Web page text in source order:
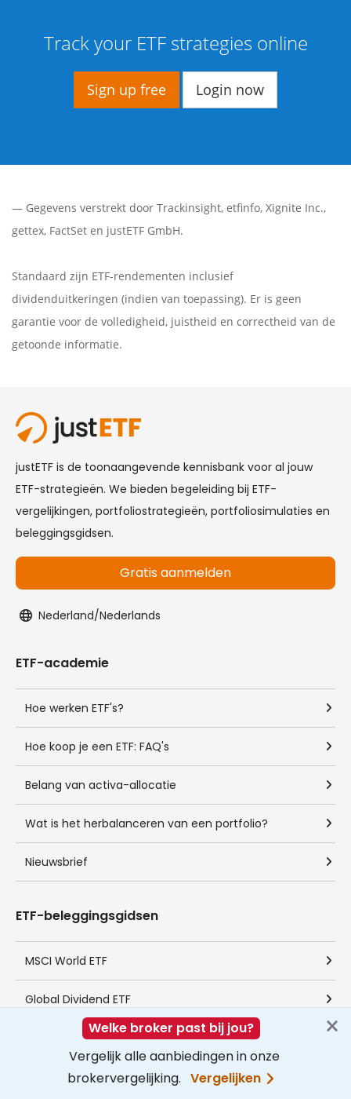
Track your ETF strategies online
Sign up free Login now
— Gegevens verstrekt door Trackinsight, etfinfo, Xignite Inc.,
gettex, FactSet en justETF GmbH.
Standaard zijn ETF-rendementen inclusief
dividenduitkeringen (indien van toepassing). Er is geen
garantie voor de volledigheid, juistheid en correctheid van de
getoonde informatie.